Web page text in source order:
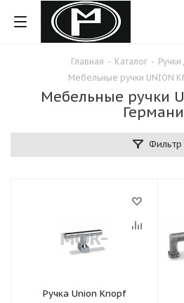
Главная - Каталог -
Мебельные ручки UNION
Мебельные ручки
Фильтр
Ручка Union Knopf